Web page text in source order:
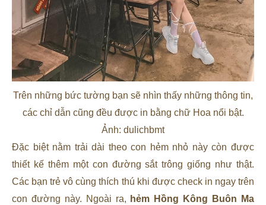
Trên những bức tường bạn sẽ nhìn thấy những thông tin,
các chỉ dẫn cũng đều được in bằng chữ Hoa nổi bật.
Ảnh: dulichbmt
Đặc biệt nằm trải dài theo con hẻm nhỏ này còn được
thiết kế thêm một con đường sắt trông giống như thật.
Các bạn trẻ vô cùng thích thú khi được check in ngay trên
con đường này. Ngoài ra, hẻm Hồng Kông Buôn Ma